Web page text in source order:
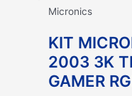
Micronics
KIT
2003 3K
GAMER